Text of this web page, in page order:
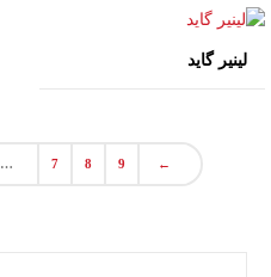
لینیر گاید
… 7 8 9 ←